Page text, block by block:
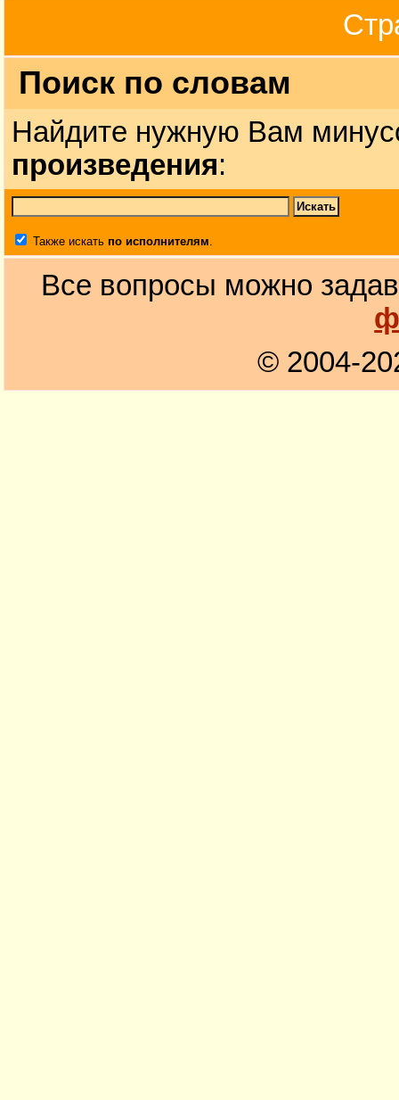
Поиск по словам
Найдите нужную Вам
произведения:
Также искать по исполнителям.
Все вопросы можно
© 2004-